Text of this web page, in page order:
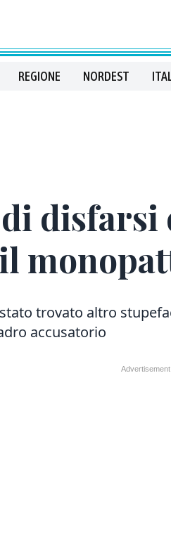
REGIONE NORDEST
disfarsi
trovato altro
accusatorio